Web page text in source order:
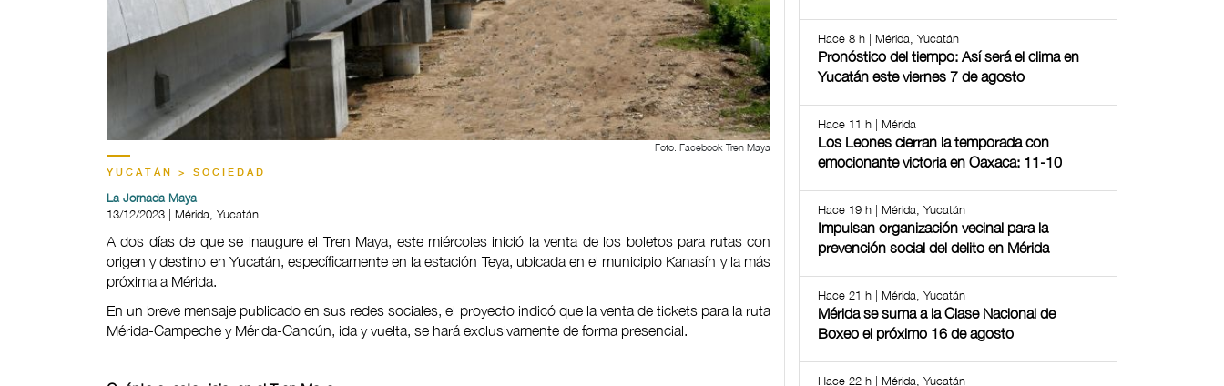
Foto: Facebook Tren Maya
YUCATÁN > SOCIEDAD
La Jornada Maya
13/12/2023 | Mérida, Yucatán
A dos días de que se inaugure el Tren Maya, este miércoles inició la venta de los boletos para rutas con
origen y destino en Yucatán, específicamente en la estación Teya, ubicada en el municipio Kanasín y la más
próxima a Mérida.
En un breve mensaje publicado en sus redes sociales, el proyecto indicó que la venta de tickets para la ruta
Mérida-Campeche y Mérida-Cancún, ida y vuelta, se hará exclusivamente de forma presencial.
Hace 8 h | Mérida, Yucatán
Pronóstico del tiempo: Así será el clima en
Yucatán este viernes 7 de agosto
Hace 11 h | Mérida
Los Leones cierran la temporada con
emocionante victoria en Oaxaca: 11-10
Hace 19 h | Mérida, Yucatán
Impulsan organización vecinal para la
prevención social del delito en Mérida
Hace 21 h | Mérida, Yucatán
Mérida se suma a la Clase Nacional de
Boxeo el próximo 16 de agosto
Hace 22 h | Mérida, Yucatán